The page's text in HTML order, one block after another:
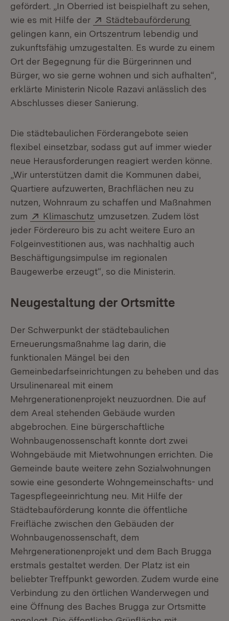
gefördert. „In Oberried ist beispielhaft zu sehen,
wie es mit Hilfe der
Extern:
Städtebauförderung
gelingen kann, ein Ortszentrum lebendig und
zukunftsfähig umzugestalten. Es wurde zu einem
Ort der Begegnung für die Bürgerinnen und
Bürger, wo sie gerne wohnen und sich aufhalten“,
erklärte Ministerin Nicole Razavi anlässlich des
Abschlusses dieser Sanierung.
Die städtebaulichen Förderangebote seien
flexibel einsetzbar, sodass gut auf immer wieder
neue Herausforderungen reagiert werden könne.
„Wir unterstützen damit die Kommunen dabei,
Quartiere aufzuwerten, Brachflächen neu zu
nutzen, Wohnraum zu schaffen und Maßnahmen
zum
Extern:
Klimaschutz (Öffnet in neuem Fenster)
umzusetzen. Zudem löst
jeder Fördereuro bis zu acht weitere Euro an
Folgeinvestitionen aus, was nachhaltig auch
Beschäftigungsimpulse im regionalen
Baugewerbe erzeugt“, so die Ministerin.
Neugestaltung der Ortsmitte
Der Schwerpunkt der städtebaulichen
Erneuerungsmaßnahme lag darin, die
funktionalen Mängel bei den
Gemeinbedarfseinrichtungen zu beheben und das
Ursulinenareal mit einem
Mehrgenerationenprojekt neuzuordnen. Die auf
dem Areal stehenden Gebäude wurden
abgebrochen. Eine bürgerschaftliche
Wohnbaugenossenschaft konnte dort zwei
Wohngebäude mit Mietwohnungen errichten. Die
Gemeinde baute weitere zehn Sozialwohnungen
sowie eine gesonderte Wohngemeinschafts- und
Tagespflegeeinrichtung neu. Mit Hilfe der
Städtebauförderung konnte die öffentliche
Freifläche zwischen den Gebäuden der
Wohnbaugenossenschaft, dem
Mehrgenerationenprojekt und dem Bach Brugga
erstmals gestaltet werden. Der Platz ist ein
beliebter Treffpunkt geworden. Zudem wurde eine
Verbindung zu den örtlichen Wanderwegen und
eine Öffnung des Baches Brugga zur Ortsmitte